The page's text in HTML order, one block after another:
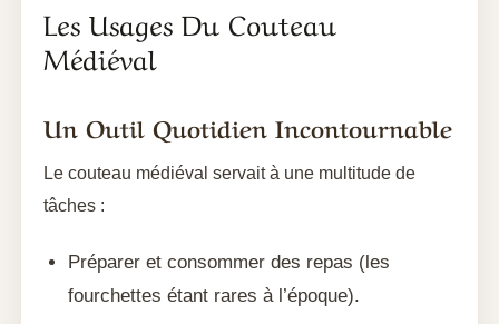
Les Usages Du Couteau
Médiéval
Un Outil Quotidien Incontournable
Le couteau médiéval servait à une multitude de
tâches :
Préparer et consommer des repas (les
fourchettes étant rares à l’époque).